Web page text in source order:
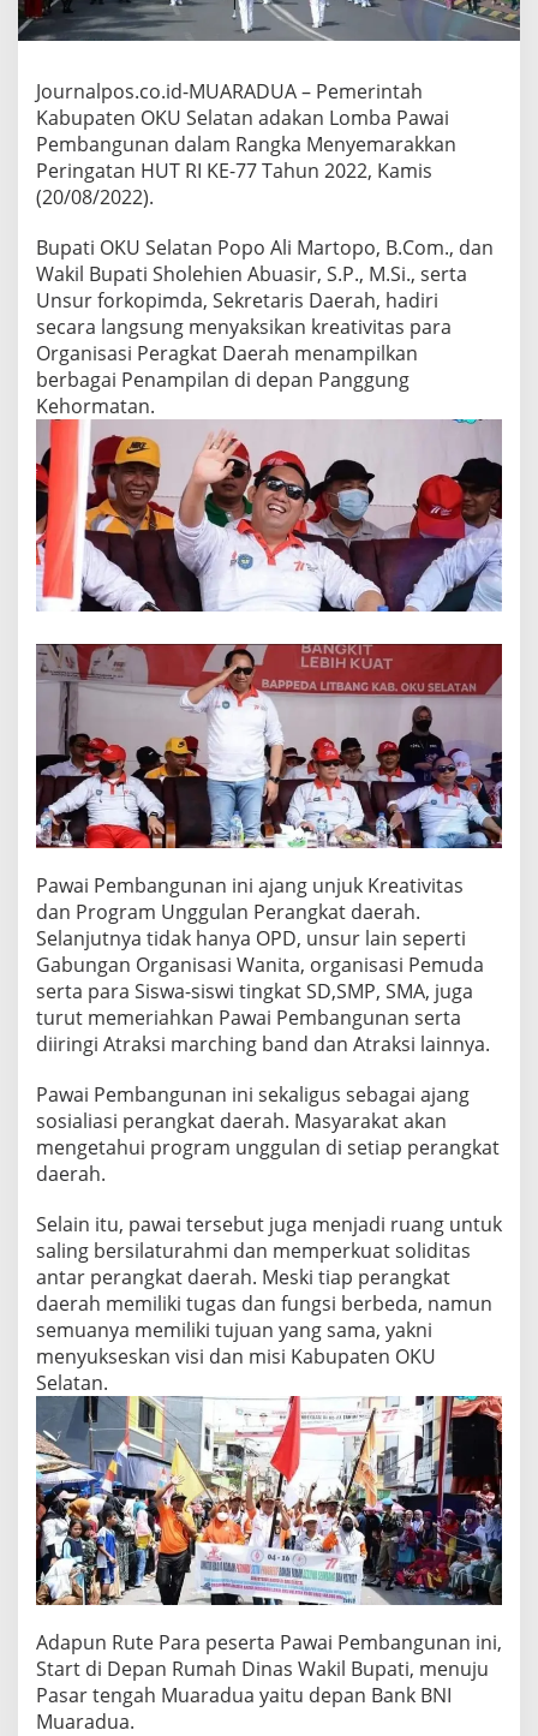
L
A
O
M
B
A
P
A
I
E
M
B
A
G
U
N
A
N
P
E
R
A
T
A
U
T
R
I
K
-
7
7
T
A
H
U
N
0
2
2
Journalpos.co.id-MUARADUA – Pemerintah
Kabupaten OKU Selatan adakan Lomba Pawai
Pembangunan dalam Rangka Menyemarakkan
Peringatan HUT RI KE-77 Tahun 2022, Kamis
(20/08/2022).
Bupati OKU Selatan Popo Ali Martopo, B.Com., dan
Wakil Bupati Sholehien Abuasir, S.P., M.Si., serta
Unsur forkopimda, Sekretaris Daerah, hadiri
secara langsung menyaksikan kreativitas para
Organisasi Peragkat Daerah menampilkan
berbagai Penampilan di depan Panggung
Kehormatan.
Pawai Pembangunan ini ajang unjuk Kreativitas
dan Program Unggulan Perangkat daerah.
Selanjutnya tidak hanya OPD, unsur lain seperti
Gabungan Organisasi Wanita, organisasi Pemuda
serta para Siswa-siswi tingkat SD,SMP, SMA, juga
turut memeriahkan Pawai Pembangunan serta
diiringi Atraksi marching band dan Atraksi lainnya.
Pawai Pembangunan ini sekaligus sebagai ajang
sosialiasi perangkat daerah. Masyarakat akan
mengetahui program unggulan di setiap perangkat
daerah.
Selain itu, pawai tersebut juga menjadi ruang untuk
saling bersilaturahmi dan memperkuat soliditas
antar perangkat daerah. Meski tiap perangkat
daerah memiliki tugas dan fungsi berbeda, namun
semuanya memiliki tujuan yang sama, yakni
menyukseskan visi dan misi Kabupaten OKU
Selatan.
Adapun Rute Para peserta Pawai Pembangunan ini,
Start di Depan Rumah Dinas Wakil Bupati, menuju
Pasar tengah Muaradua yaitu depan Bank BNI
Muaradua.